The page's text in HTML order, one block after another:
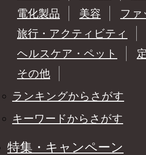
電化製品
美容
ファ
旅行・アクティビティ
ヘルスケア・ペット
その他
ランキングからさがす
キーワードからさがす
特集・キャンペーン